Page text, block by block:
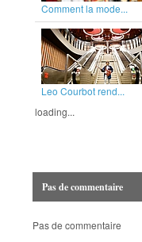
Comment la mode...
Leo Courbot rend...
loading...
Pas de commentaire
Pas de commentaire